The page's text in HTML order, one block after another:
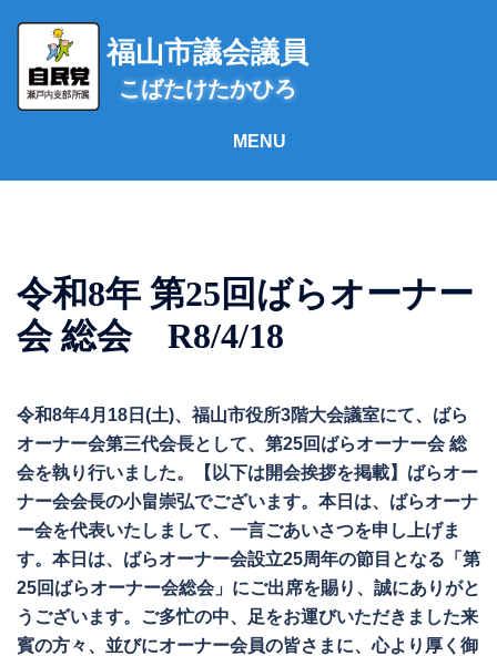
ス
福山市議会議員
こばたけたかひろ
令和8年 第25回ばらオーナー
会 総会 R8/4/18
令和8年4月18日(土)、福山市役所3階大会議室にて、ばら
オーナー会第三代会長として、第25回ばらオーナー会 総
会を執り行いました。【以下は開会挨拶を掲載】ばらオー
ナー会会長の小畠崇弘でございます。本日は、ばらオーナ
ー会を代表いたしまして、一言ごあいさつを申し上げま
す。本日は、ばらオーナー会設立25周年の節目となる「第
25回ばらオーナー会総会」にご出席を賜り、誠にありがと
うございます。ご多忙の中、足をお運びいただきました来
賓の方々、並びにオーナー会員の皆さまに、心より厚く御